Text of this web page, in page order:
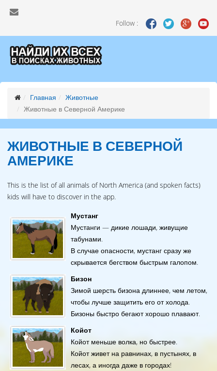
Follow :
Главная
Животные
Животные в Северной Америке
ЖИВОТНЫЕ В СЕВЕРНОЙ
АМЕРИКЕ
This is the list of all animals of North America (and spoken facts)
kids will have to discover in the app.
Мустанг
Мустанги — дикие лошади, живущие
табунами.
В случае опасности, мустанг сразу же
скрывается бегством быстрым галопом.
Бизон
Зимой шерсть бизона длиннее, чем летом,
чтобы лучше защитить его от холода.
Бизоны быстро бегают хорошо плавают.
Койот
Койот меньше волка, но быстрее.
Койот живет на равнинах, в пустынях, в
лесах, а иногда даже в городах!